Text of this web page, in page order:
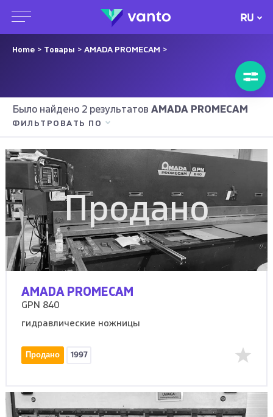
RU
Home > Товары > AMADA PROMECAM >
Было найдено 2 результатов AMADA PROMECAM
ФИЛЬТРОВАТЬ ПО
Продано
AMADA PROMECAM
GPN 840
гидравлические ножницы
Продано 1997